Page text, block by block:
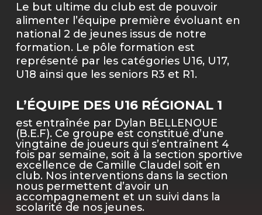
Le but ultime du club est de pouvoir
alimenter l’équipe première évoluant en
national 2 de jeunes issus de notre
formation. Le pôle formation est
représenté par les catégories U16, U17,
U18 ainsi que les seniors R3 et R1.
L’ÉQUIPE DES U16 RÉGIONAL 1
est entraînée par Dylan BELLENOUE
(B.E.F). Ce groupe est constitué d’une
vingtaine de joueurs qui s’entraînent 4
fois par semaine, soit à la section sportive
excellence de Camille Claudel soit en
club. Nos interventions dans la section
nous permettent d’avoir un
accompagnement et un suivi dans la
scolarité de nos jeunes.